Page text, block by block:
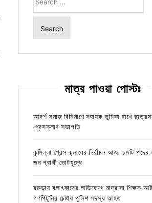
for:
মাত্র পাওয়া পোস্টঃ
আদর্শ সমাজ বিনির্মাণে সহায়ক ভুমিকা রাখে
প্রেসক্লাব সভাপতি
কুমিল্লা প্রেস ক্লাবের নির্বাচন আজ; ১৭টি
জন প্রার্থী ভোটযুদ্ধে
বরুড়ায় বলাৎকারের অভিযোগে মাদ্রাসা শিক্ষক
গণপিটুনির চেষ্টায় পুলিশ সদস্য আহত